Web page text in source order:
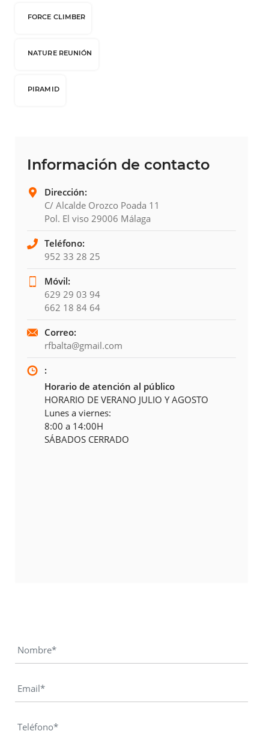
FORCE CLIMBER
NATURE REUNIÓN
PIRAMID
Información de contacto
Dirección:
C/ Alcalde Orozco Poada 11
Pol. El viso 29006 Málaga
Teléfono:
952 33 28 25
Móvil:
629 29 03 94
662 18 84 64
Correo:
rfbalta@gmail.com
:
Horario de atención al público
HORARIO DE VERANO JULIO Y AGOSTO
Lunes a viernes:
8:00 a 14:00H
SÁBADOS CERRADO